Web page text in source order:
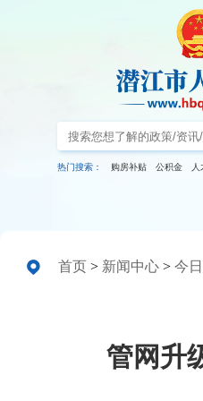
热门搜索： 购房补贴 公积金 人
首页 > 新闻中心 > 今
管网升